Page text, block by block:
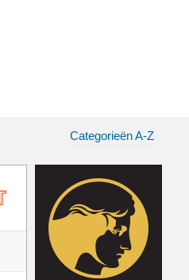
Categorieën A-Z